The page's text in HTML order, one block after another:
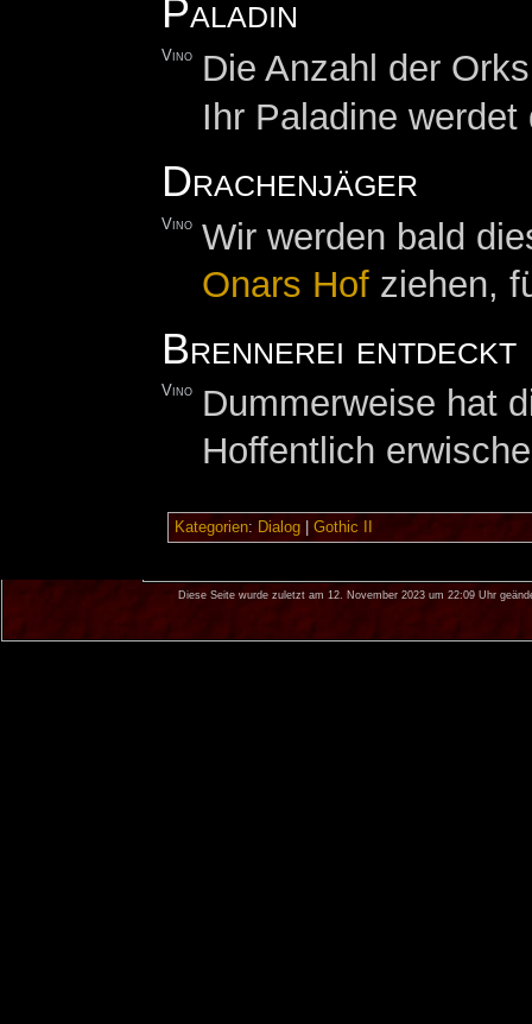
Paladin
Vino
Die Anzahl der
Ihr Paladine
Drachenjäger
Vino
Wir werden bald
Onars Hof ziehen,
Brennerei entdeckt
Vino
Dummerweise hat
Hoffentlich
Kategorien: Dialog| Gothic II
Diese Seite wurde zuletzt am 12. November 2023 um 22:09 Uhr